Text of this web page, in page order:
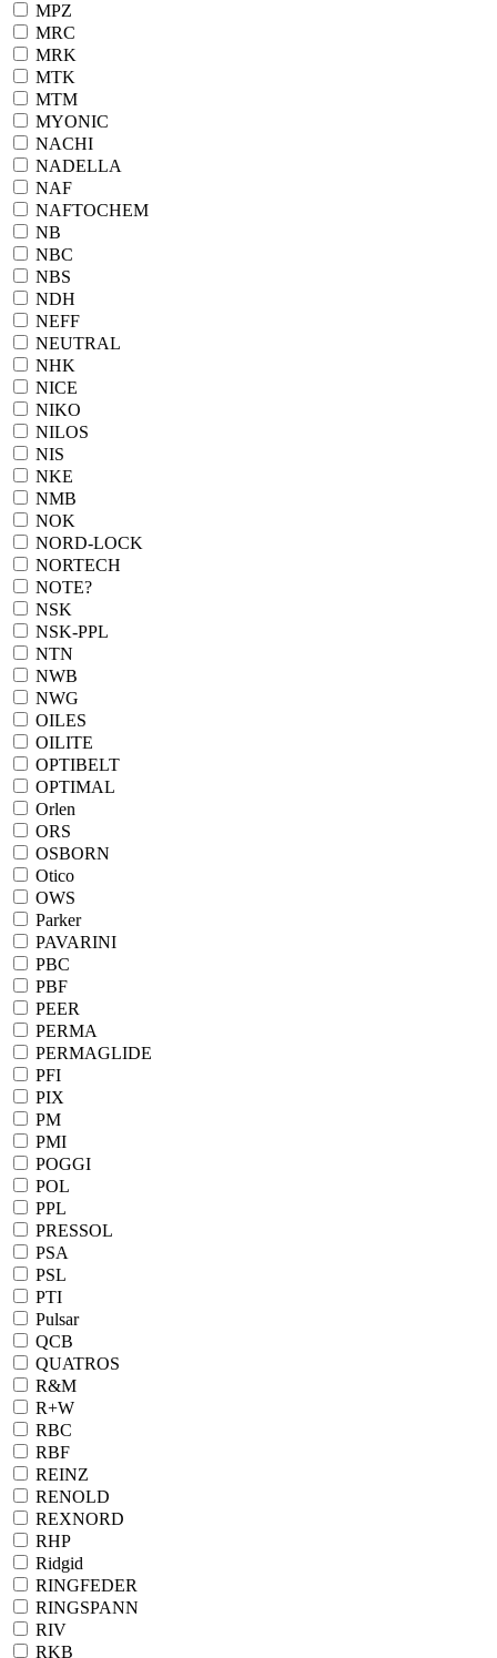
MPZ
MRC
MRK
MTK
MTM
MYONIC
NACHI
NADELLA
NAF
NAFTOCHEM
NB
NBC
NBS
NDH
NEFF
NEUTRAL
NHK
NICE
NIKO
NILOS
NIS
NKE
NMB
NOK
NORD-LOCK
NORTECH
NOTE?
NSK
NSK-PPL
NTN
NWB
NWG
OILES
OILITE
OPTIBELT
OPTIMAL
Orlen
ORS
OSBORN
Otico
OWS
Parker
PAVARINI
PBC
PBF
PEER
PERMA
PERMAGLIDE
PFI
PIX
PM
PMI
POGGI
POL
PPL
PRESSOL
PSA
PSL
PTI
Pulsar
QCB
QUATROS
R&M
R+W
RBC
RBF
REINZ
RENOLD
REXNORD
RHP
Ridgid
RINGFEDER
RINGSPANN
RIV
RKB